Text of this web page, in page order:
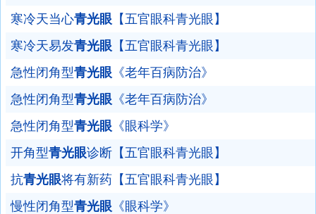
寒冷天当心青光眼 【五官眼科青光眼】
寒冷天易发青光眼 【五官眼科青光眼】
急性闭角型青光眼 《老年百病防治》
急性闭角型青光眼 《老年百病防治》
急性闭角型青光眼 《眼科学》
开角型青光眼诊断【五官眼科青光眼】
抗青光眼将有新药【五官眼科青光眼】
慢性闭角型青光眼 《眼科学》